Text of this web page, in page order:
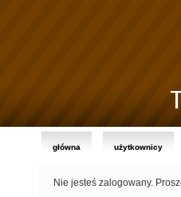
główna użytkownicy
Nie jesteś zalogowany.